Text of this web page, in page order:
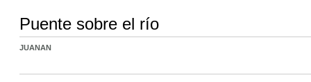
Puente sobre el río
JUANAN